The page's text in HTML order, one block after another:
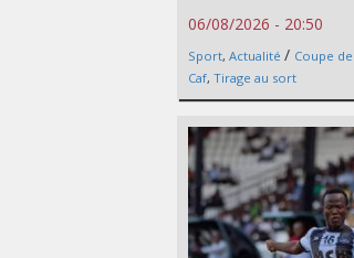
06/08/2026 - 20:50
Sport, Actualité / Coupe
Caf, Tirage au sort